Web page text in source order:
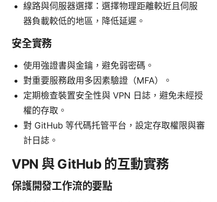
線路與伺服器選擇：選擇物理距離較近且伺服
器負載較低的地區，降低延遲。
安全實務
使用強證書與金鑰，避免弱密碼。
對重要服務啟用多因素驗證（MFA）。
定期檢查裝置安全性與 VPN 日誌，避免未經授
權的存取。
對 GitHub 等代碼托管平台，設定存取權限與審
計日誌。
VPN 與 GitHub 的互動實務
保護開發工作流的要點